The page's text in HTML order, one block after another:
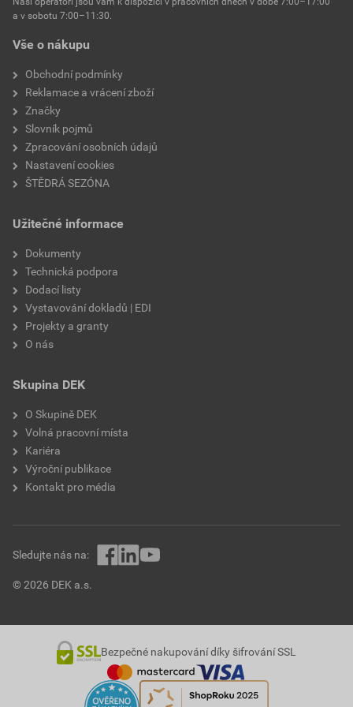
účinná větrací plocha
model
výrobce
Vše o nákupu
Obchodní podmínky
Reklamace a vrácení zboží
Značky
Slovník pojmů
Zpracování osobních údajů
Nastavení cookies
ŠTĚDRÁ SEZÓNA
Užitečné informace
Dokumenty
Technická podpora
Dodací listy
Vystavování dokladů | EDI
Projekty a granty
O nás
Skupina DEK
O Skupině DEK
Volná pracovní místa
Kariéra
Výroční publikace
Kontakt pro média
a v sobotu 7:00–11:30.
© 2026 DEK a.s.
Sledujte nás na:
Bezpečné nakupování díky šifrování SSL